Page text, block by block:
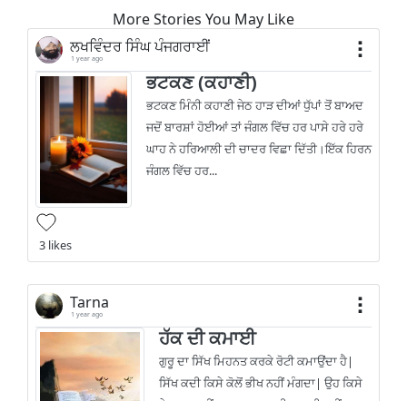
More Stories You May Like
ਲਖਵਿੰਦਰ ਸਿੰਘ ਪੰਜਗਰਾਈਂ
1 year ago
ਭਟਕਣ (ਕਹਾਣੀ)
ਭਟਕਣ ਮਿੰਨੀ ਕਹਾਣੀ ਜੇਠ ਹਾੜ ਦੀਆਂ ਧੁੱਪਾਂ ਤੋਂ ਬਾਅਦ
ਜਦੋਂ ਬਾਰਸ਼ਾਂ ਹੋਈਆਂ ਤਾਂ ਜੰਗਲ ਵਿੱਚ ਹਰ ਪਾਸੇ ਹਰੇ ਹਰੇ
ਘਾਹ ਨੇ ਹਰਿਆਲੀ ਦੀ ਚਾਦਰ ਵਿਛਾ ਦਿੱਤੀ।ਇੱਕ ਹਿਰਨ
ਜੰਗਲ ਵਿੱਚ ਹਰ...
3 likes
Tarna
1 year ago
ਹੱਕ ਦੀ ਕਮਾਈ
ਗੁਰੂ ਦਾ ਸਿੱਖ ਮਿਹਨਤ ਕਰਕੇ ਰੋਟੀ ਕਮਾਉਂਦਾ ਹੈ|
ਸਿੱਖ ਕਦੀ ਕਿਸੇ ਕੋਲੋਂ ਭੀਖ ਨਹੀਂ ਮੰਗਦਾ| ਉਹ ਕਿਸੇ